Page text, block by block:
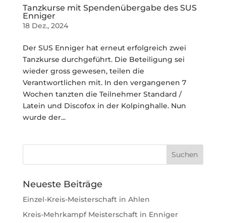
Tanzkurse mit Spendenübergabe des SUS
Enniger
18 Dez., 2024
Der SUS Enniger hat erneut erfolgreich zwei
Tanzkurse durchgeführt. Die Beteiligung sei
wieder gross gewesen, teilen die
Verantwortlichen mit. In den vergangenen 7
Wochen tanzten die Teilnehmer Standard /
Latein und Discofox in der Kolpinghalle. Nun
wurde der...
Neueste Beiträge
Einzel-Kreis-Meisterschaft in Ahlen
Kreis-Mehrkampf Meisterschaft in Enniger